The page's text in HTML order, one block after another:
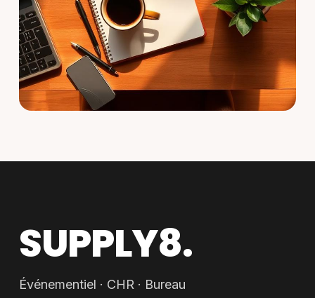
SUPPLY8.
Événementiel · CHR · Bureau